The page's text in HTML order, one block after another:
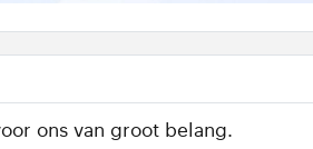
ons van groot belang.